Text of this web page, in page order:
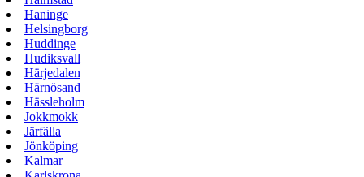
Haninge
Helsingborg
Huddinge
Hudiksvall
Härjedalen
Härnösand
Hässleholm
Jokkmokk
Järfälla
Jönköping
Kalmar